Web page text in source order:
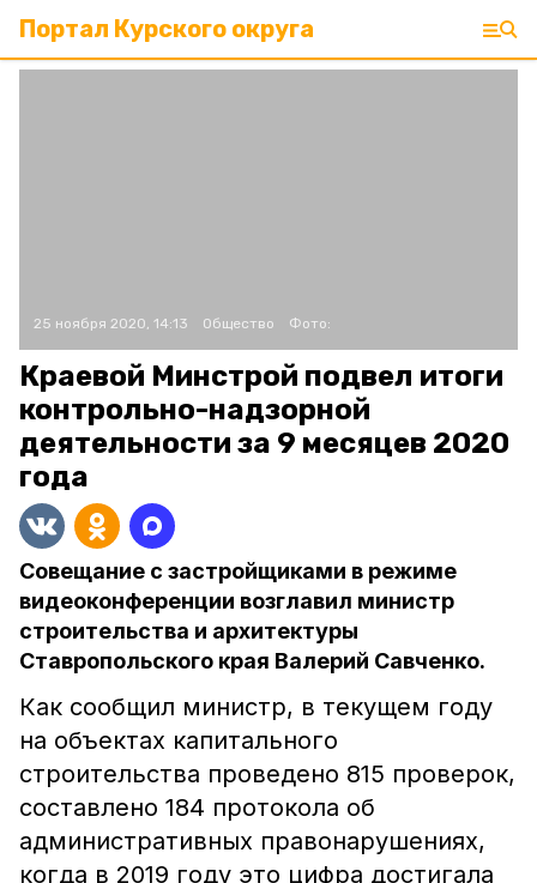
Портал Курского округа
25 ноября 2020, 14:13 Общество Фото:
Краевой Минстрой подвел итоги
контрольно-надзорной
деятельности за 9 месяцев 2020
года
Совещание с застройщиками в режиме
видеоконференции возглавил министр
строительства и архитектуры
Ставропольского края Валерий Савченко.
Как сообщил министр, в текущем году
на объектах капитального
строительства проведено 815 проверок,
составлено 184 протокола об
административных правонарушениях,
когда в 2019 году это цифра достигала